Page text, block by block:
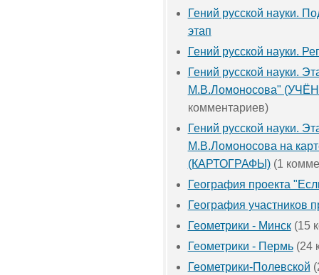
Гений русской науки.
этап
Гений русской науки.
Гений русской науки.
М.В.Ломоносова"
комментариев)
Гений русской науки.
М.В.Ломоносова на
(КАРТОГРАФЫ)(1
География проекта
География участников
Геометрики - Минск(15
Геометрики - Пермь(24
Геометрики-Полевской